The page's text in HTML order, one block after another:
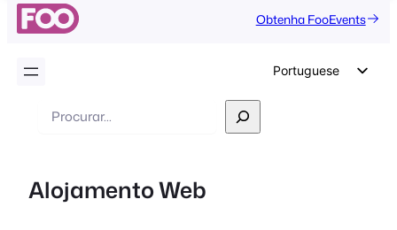
Obtenha FooEvents
Portuguese
Pesquisar
Alojamento Web